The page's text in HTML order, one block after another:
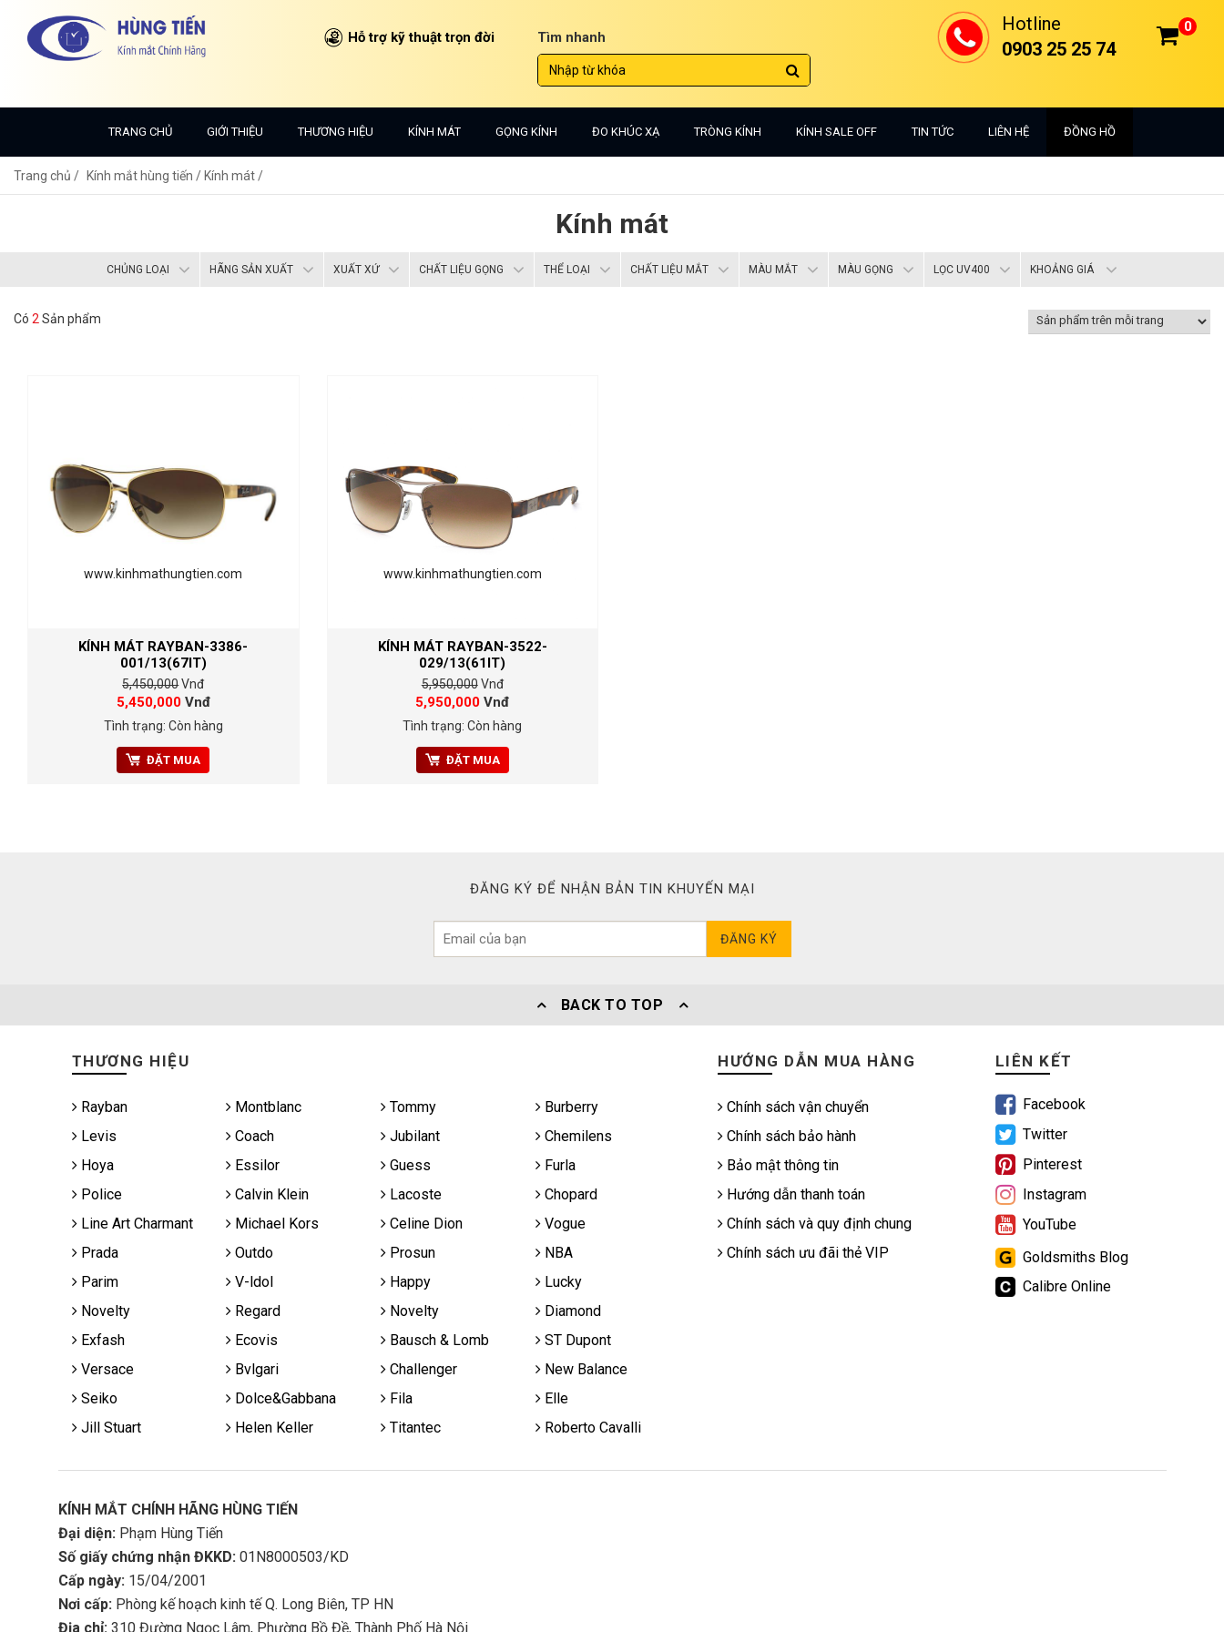
Hỗ trợ kỹ thuật trọn đời Tìm nhanh
0
Hotline
0903 25 25 74
TRANG CHỦ GIỚI THIỆU THƯƠNG HIỆU KÍNH MÁT GỌNG KÍNH ĐO KHÚC XẠ TRÒNG KÍNH KÍNH SALE OFF TIN TỨC LIÊN HỆ ĐỒNG HỒ
Trang chủ Kính mắt hùng tiến / Kính mát /
Kính mát
CHỦNG LOẠI HÃNG SẢN XUẤT XUẤT XỨ CHẤT LIỆU GỌNG THỂ LOẠI CHẤT LIỆU MẮT MÀU MẮT MÀU GỌNG LỌC UV400 KHOẢNG GIÁ
Có 2 Sản phẩm
www.kinhmathungtien.com
KÍNH MÁT RAYBAN-3386-
001/13(67IT)
5,450,000Vnđ
5,450,000Vnđ
Tình trạng: Còn hàng
ĐẶT MUA
www.kinhmathungtien.com
KÍNH MÁT RAYBAN-3522-
029/13(61IT)
5,950,000Vnđ
5,950,000 Vnđ
Tình trạng: Còn hàng
ĐẶT MUA
ĐĂNG KÝ ĐỂ NHẬN BẢN TIN KHUYẾN MẠI
ĐĂNG KÝ
BACK TO TOP
THƯƠNG HIỆU
Rayban Montblanc Tommy
Burberry
Levis
Coach Jubilant
Chemilens
Hoya
Essilor Guess
Furla
Police
Calvin Klein Lacoste
Chopard
Line Art Charmant
Michael Kors Celine Dion
Vogue
Prada
Outdo Prosun
NBA
Parim
V-ldol Happy
Lucky
Novelty
Regard Novelty
Diamond
Exfash
Ecovis Bausch & Lomb
ST Dupont
Versace
Bvlgari Challenger
New Balance
Seiko
Dolce&Gabbana Fila
Elle
Jill Stuart
Helen Keller Titantec Roberto Cavalli
HƯỚNG DẪN MUA HÀNG
Chính sách vận chuyển
Chính sách bảo hành
Bảo mật thông tin
Hướng dẫn thanh toán
Chính sách và quy định chung
Chính sách ưu đãi thẻ VIP
LIÊN KẾT
Facebook
Twitter
Pinterest
Instagram
YouTube
Goldsmiths Blog
Calibre Online
KÍNH MẮT CHÍNH HÃNG HÙNG TIẾN
Đại diện: Phạm Hùng Tiến
Số giấy chứng nhận ĐKKD: 01N8000503/KD
Cấp ngày: 15/04/2001
Nơi cấp: Phòng kế hoạch kinh tế Q. Long Biên, TP HN
Địa chỉ: 310 Đường Ngọc Lâm, Phường Bồ Đề, Thành Phố Hà Nội